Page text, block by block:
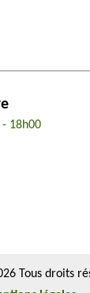
18h00
Tous droits